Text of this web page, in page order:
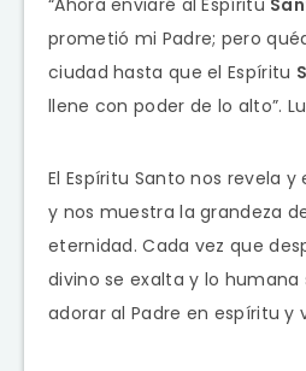
prometió mi Padre; pero
ciudad hasta que el Espíritu
llene con poder de lo alto”.
El Espíritu Santo nos revela
y nos muestra la grandeza
eternidad. Cada vez que
divino se exalta y lo humana
adorar al Padre en espíritu y